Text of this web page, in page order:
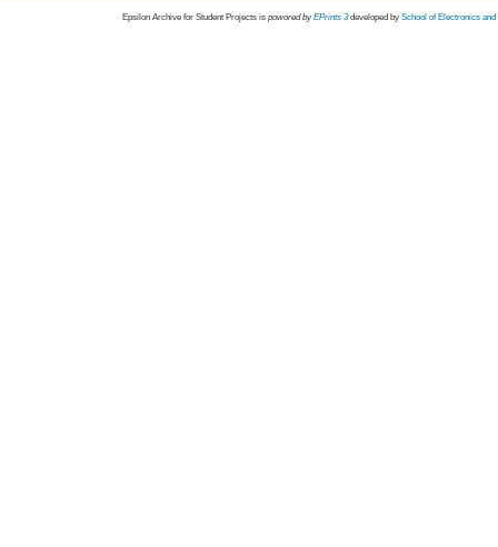
Epsilon Archive for Student Projects is powored byEPrints 3 developed by School of Electronics